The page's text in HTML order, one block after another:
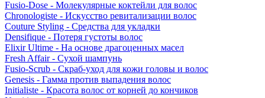
Fusio-Dose - Молекулярные коктейли для волос
Chronologiste - Искусство ревитализации волос
Couture Styling - Средства для укладки
Densifique - Потеря густоты волос
Elixir Ultime - На основе драгоценных масел
Fresh Affair - Сухой шампунь
Fusio-Scrub - Скраб-уход для кожи головы и волос
Genesis - Гамма против выпадения волос
Initialiste - Красота волос от корней до кончиков